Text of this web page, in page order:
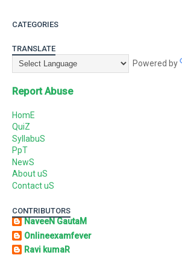
CATEGORIES
TRANSLATE
Powered by
Report Abuse
HomE
QuiZ
SyllabuS
PpT
NewS
About uS
Contact uS
CONTRIBUTORS
NaveeN GautaM
Onlineexamfever
Ravi kumaR